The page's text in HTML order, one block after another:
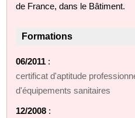
de France, dans le Bâtiment.
Formations
06/2011 :
certificat d'aptitude
d'équipements sanitaires
12/2008 :